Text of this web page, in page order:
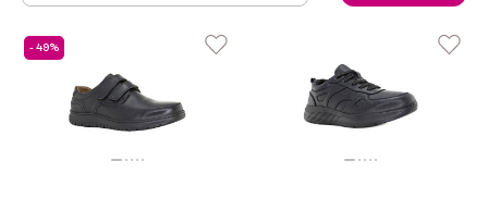
по возрастанию цены
- 49%